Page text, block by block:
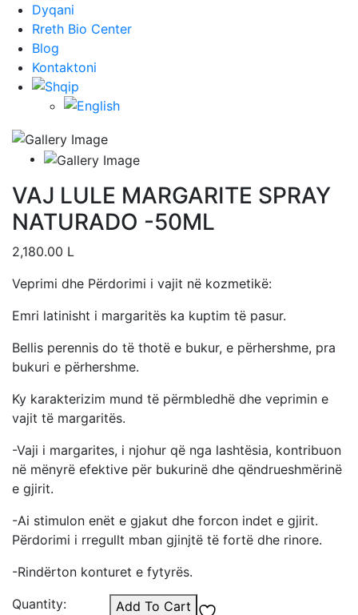
Dyqani
Rreth Bio Center
Blog
Kontaktoni
VAJ LULE MARGARITE SPRAY
NATURADO -50ML
2,180.00 L
Veprimi dhe Përdorimi i vajit në kozmetikë:
Emri latinisht i margaritës ka kuptim të pasur.
Bellis perennis do të thotë e bukur, e përhershme, pra
bukuri e përhershme.
Ky karakterizim mund të përmbledhë dhe veprimin e
vajit të margaritës.
-Vaji i margarites, i njohur që nga lashtësia, kontribuon
në mënyrë efektive për bukurinë dhe qëndrueshmërinë
e gjirit.
-Ai stimulon enët e gjakut dhe forcon indet e gjirit.
Përdorimi i rregullt mban gjinjtë të fortë dhe rinore.
-Rindërton konturet e fytyrës.
Quantity:
Add To Cart